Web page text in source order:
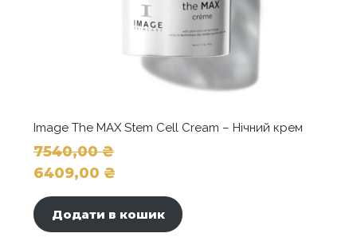
Image The MAX Stem Cell Cream – Нічний крем
7540,00₴
Оригінальна
7540,00 ₴.
6409,00 ₴
ціна:
6409,00 ₴.
Додати в кошик